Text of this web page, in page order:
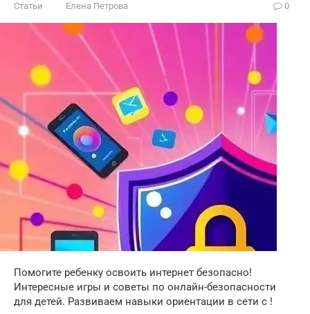
Статьи Елена Петрова 0
Помогите ребенку освоить интернет безопасно!
Интересные игры и советы по онлайн-безопасности
для детей. Развиваем навыки ориентации в сети с !